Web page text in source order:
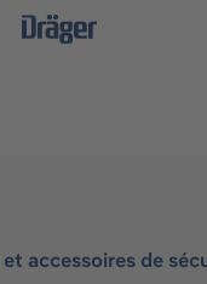
accessoires de